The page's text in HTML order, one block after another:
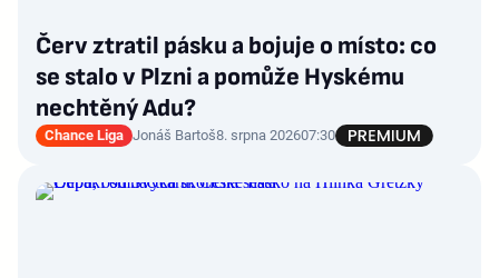
Červ ztratil pásku a bojuje o místo: co
se stalo v Plzni a pomůže Hyskému
nechtěný Adu?
Chance Liga Jonáš Bartoš8. srpna 202607:30